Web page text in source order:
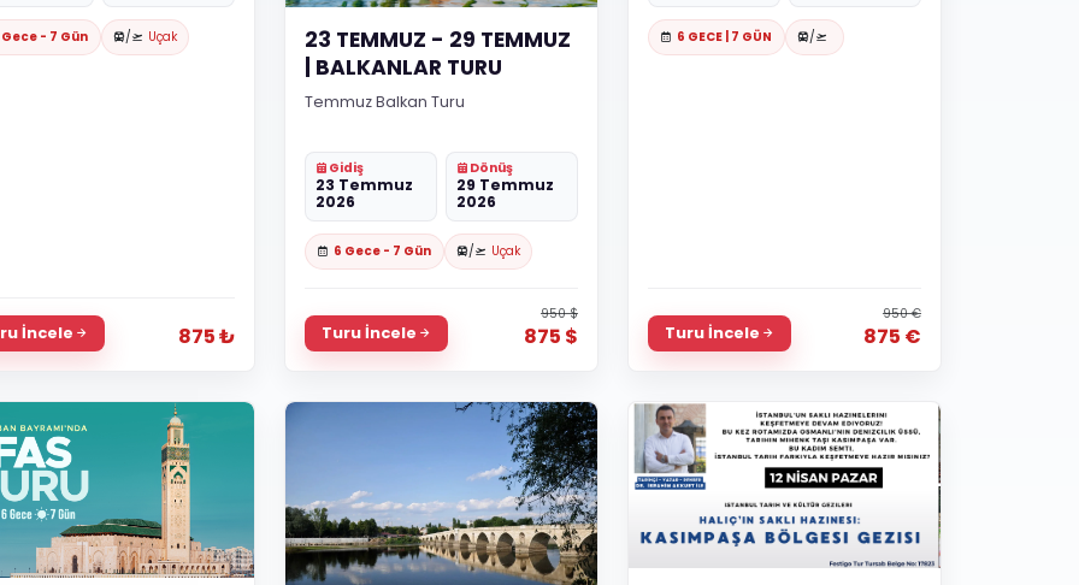
- 7 Gün / Uçak
İncele 875 ₺
23 TEMMUZ - 29 TEMMUZ
| BALKANLAR TURU
Temmuz Balkan Turu
Gidiş
23 Temmuz
2026
Dönüş
29 Temmuz
2026
6 Gece - 7 Gün / Uçak
Turu İncele
950 $
875 $
6 GECE | 7 GÜN /
Turu İncele
950 €
875 €